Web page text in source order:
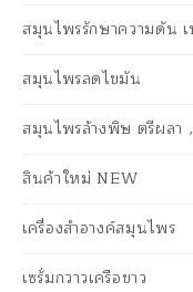
สมุนไพรรักษาความดัน
สมุนไพรลดไขมัน
สมุนไพรล้างพิษ ตรีผลา
สินค้าใหม่ NEW
เครื่องสำอางค์สมุนไพร
เซรั่มกวาวเครือขาว